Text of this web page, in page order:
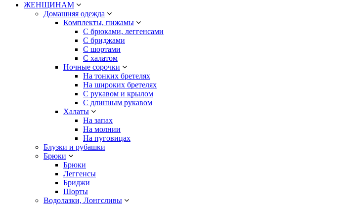
ЖЕНЩИНАМ
Домашняя одежда
Комплекты, пижамы
С брюками, леггенсами
С бриджами
С шортами
С халатом
Ночные сорочки
На тонких бретелях
На широких бретелях
С рукавом и крылом
С длинным рукавом
Халаты
На запах
На молнии
На пуговицах
Блузки и рубашки
Брюки
Брюки
Леггенсы
Бриджи
Шорты
Водолазки, Лонгсливы